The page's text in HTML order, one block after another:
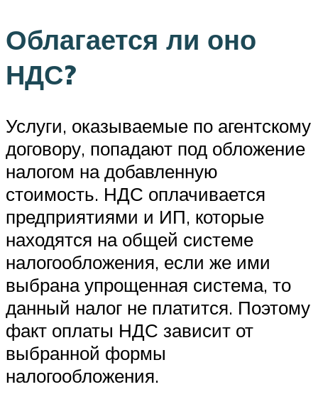
Облагается ли оно
НДС?
Услуги, оказываемые по агентскому
договору, попадают под обложение
налогом на добавленную
стоимость. НДС оплачивается
предприятиями и ИП, которые
находятся на общей системе
налогообложения, если же ими
выбрана упрощенная система, то
данный налог не платится. Поэтому
факт оплаты НДС зависит от
выбранной формы
налогообложения.